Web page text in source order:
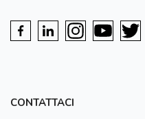
CONTATTACI